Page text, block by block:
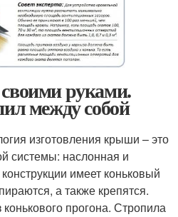
руками.
между собой
изготовления крыши – это
системы: наслонная и
имеет коньковый
а также крепятся.
прогона. Стропила